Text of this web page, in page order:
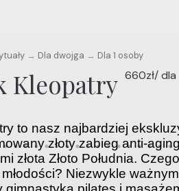
→ Dla dwojga → Dla 1 osoby
Kleopatry 660zł/ dla
to nasz najbardziej
złoty zabieg anti-
złota Złoto Południa.
Niezwykle wa